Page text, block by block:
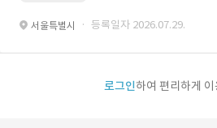
서울특별시 · 등록일자 2026.07.29.
로그인하여 편리하게